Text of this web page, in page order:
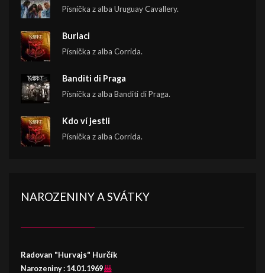
Písnička z alba Uruguay Cavallery.
Burlaci
Písnička z alba Corrida.
Banditi di Praga
Písnička z alba Banditi di Praga.
Kdo ví jestli
Písnička z alba Corrida.
NAROZENINY A SVÁTKY
Radovan "Hurvajs" Hurčík
Narozeniny : 14.01.1969